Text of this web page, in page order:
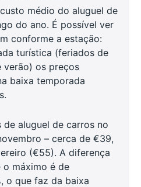
médio do aluguel de
do ano. É possível ver
conforme a estação:
turística (feriados de
verão) os preços
baixa temporada
de aluguel de carros no
– cerca de €39,
(€55). A diferença
máximo é de
o que faz da baixa